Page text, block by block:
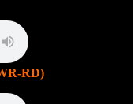
RD)